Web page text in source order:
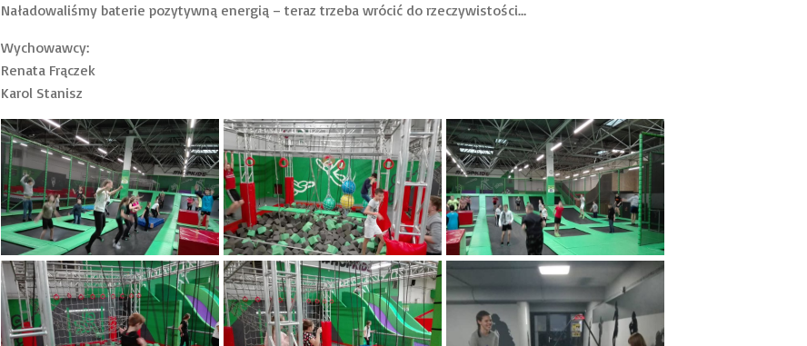
Naładowaliśmy baterie pozytywną energią – teraz trzeba wrócić do rzeczywistości…
Wychowawcy:
Renata Frączek
Karol Stanisz